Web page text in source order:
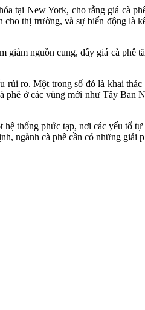
tại New York, cho rằng giá cà
thị trường, và sự biến động là
nguồn cung, đẩy giá cà phê
ro. Một trong số đó là khai
ở các vùng mới như Tây
thống phức tạp, nơi các yếu tố
ngành cà phê cần có những giải